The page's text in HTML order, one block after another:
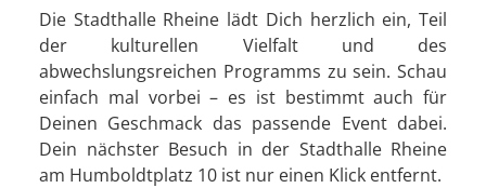
Die Stadthalle Rheine lädt Dich herzlich ein, Teil
der kulturellen Vielfalt und des
abwechslungsreichen Programms zu sein. Schau
einfach mal vorbei – es ist bestimmt auch für
Deinen Geschmack das passende Event dabei.
Dein nächster Besuch in der Stadthalle Rheine
am Humboldtplatz 10 ist nur einen Klick entfernt.